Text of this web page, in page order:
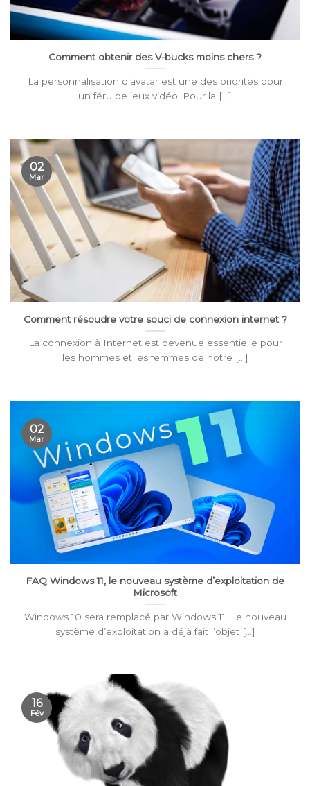
Comment obtenir des V-bucks moins chers ?
La personnalisation d’avatar est une des priorités pour
un féru de jeux vidéo. Pour la [...]
Comment résoudre votre souci de connexion internet ?
La connexion à Internet est devenue essentielle pour
les hommes et les femmes de notre [...]
02
Mar
FAQ Windows 11, le nouveau système d’exploitation de
Microsoft
Windows 10 sera remplacé par Windows 11. Le nouveau
système d’exploitation a déjà fait l’objet [...]
02
Mar
16
Fév